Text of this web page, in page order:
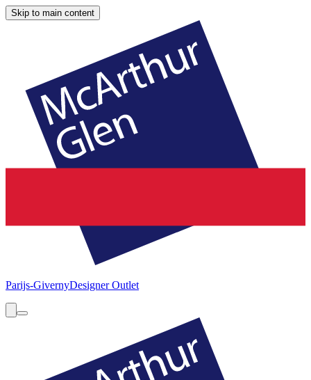
Skip to main content
Parijs-GivernyDesigner Outlet